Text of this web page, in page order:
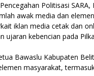
Politisasi
awak media dan
iklan media cetak dan
ujaran kebencian pada
Bawaslu Kabupaten
masyarakat,